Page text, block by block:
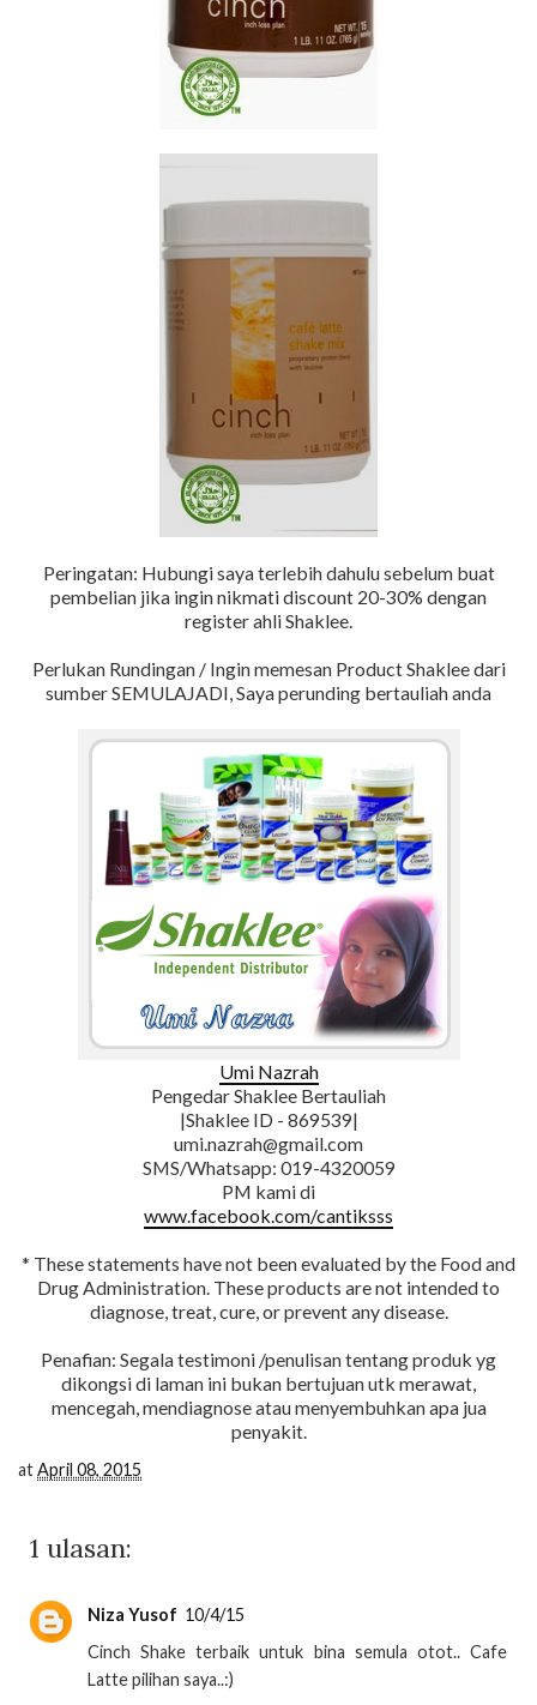
Peringatan: Hubungi saya terlebih dahulu sebelum buat
pembelian jika ingin nikmati discount 20-30% dengan
register ahli Shaklee.
Perlukan Rundingan / Ingin memesan Product Shaklee dari
sumber SEMULAJADI, Saya perunding bertauliah anda
Umi Nazrah
Pengedar Shaklee Bertauliah
|Shaklee ID - 869539|
umi.nazrah@gmail.com
SMS/Whatsapp: 019-4320059
PM kami di
www.facebook.com/cantiksss
* These statements have not been evaluated by the Food and
Drug Administration. These products are not intended to
diagnose, treat, cure, or prevent any disease.
Penafian: Segala testimoni /penulisan tentang produk yg
dikongsi di laman ini bukan bertujuan utk merawat,
mencegah, mendiagnose atau menyembuhkan apa jua
penyakit.
atApril 08, 2015
1 ulasan:
Niza Yusof 10/4/15
Cinch Shake terbaik untuk bina semula otot.. Cafe
Latte pilihan saya..:)